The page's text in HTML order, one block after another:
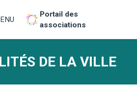
Portail des
associations
DE LA VILLE